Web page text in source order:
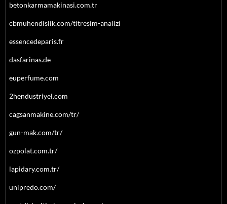
betonkarmamakinasi.com.tr
cbmuhendislik.com/titresim-analizi
essencedeparis.fr
dasfarinas.de
euperfume.com
2hendustriyel.com
cagsanmakine.com/tr/
gun-mak.com/tr/
ozpolat.com.tr/
lapidary.com.tr/
unipredo.com/